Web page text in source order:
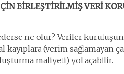
BİRLEŞTİRİLMİŞ VERİ
ne olur? Veriler
(verim sağlamayan
maliyeti) yol açabilir.